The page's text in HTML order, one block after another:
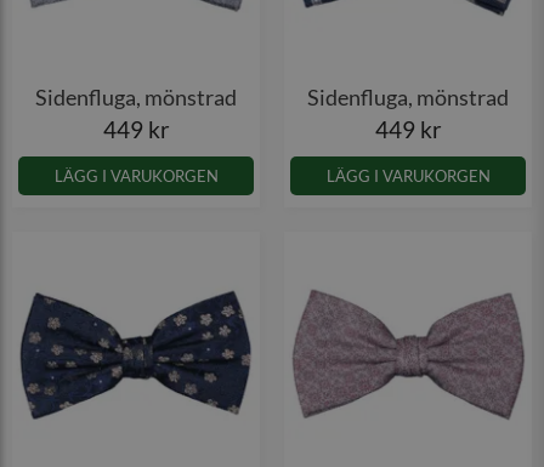
Sidenfluga, mönstrad
449 kr
LÄGG I VARUKORGEN
Sidenfluga, mönstrad
449 kr
LÄGG I VARUKORGEN